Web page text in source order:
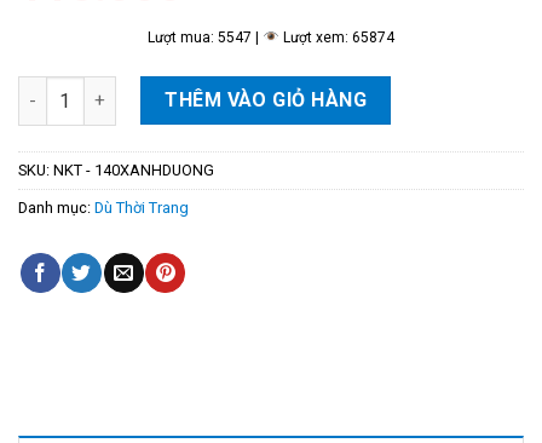
Lượt mua: 5547 | Lượt xem: 65874
Dù Tự Động 12 Nan Tay Dài NKT - 140 Màu Xanh Dương số
THÊM VÀO GIỎ HÀNG
SKU: NKT - 140XANHDUONG
Danh mục: Dù Thời Trang